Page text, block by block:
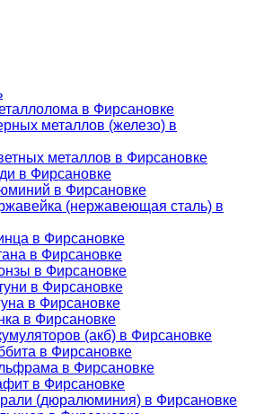
в Фирсановке
металлов (железо) в
металлов в Фирсановке
в Фирсановке
в Фирсановке
(нержавеющая сталь) в
в Фирсановке
в Фирсановке
в Фирсановке
в Фирсановке
в Фирсановке
в Фирсановке
(акб) в Фирсановке
в Фирсановке
в Фирсановке
в Фирсановке
(дюралюминия) в Фирсановке